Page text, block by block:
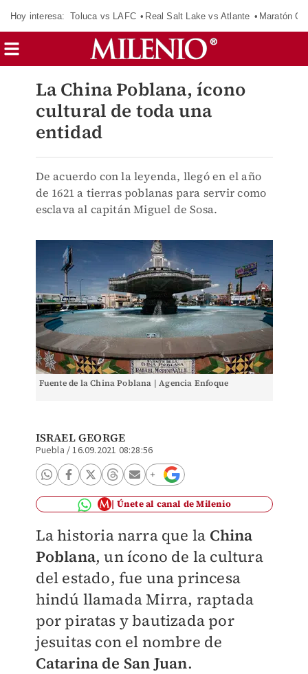
Hoy interesa: Toluca vs LAFC Real Salt Lake vs Atlante Maratón
La China Poblana, ícono
cultural de toda una
entidad
De acuerdo con la leyenda, llegó en el año
de 1621 a tierras poblanas para servir como
esclava al capitán Miguel de Sosa.
Fuente de la China Poblana | Agencia Enfoque
ISRAEL GEORGE
Puebla /16.09.2021 08:28:56
Únete al canal de Milenio
La historia narra que la China
Poblana, un ícono de la cultura
del estado, fue una princesa
hindú llamada Mirra, raptada
por piratas y bautizada por
jesuitas con el nombre de
Catarina de San Juan.